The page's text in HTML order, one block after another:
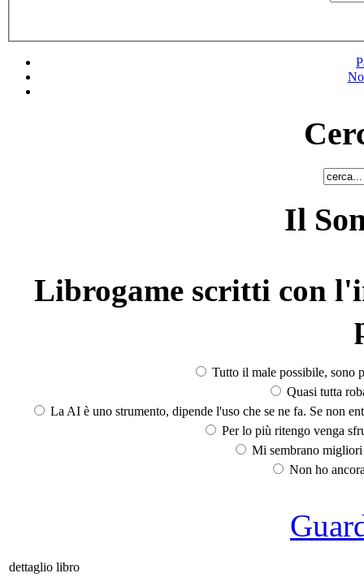
Il
Librogame scritti con
Tutto il male possibile, sono
Quasi tutta
La AI è uno strumento, dipende l'uso che se ne fa. Se non
Per lo più ritengo venga
Mi sembrano
Non ho
dettaglio libro